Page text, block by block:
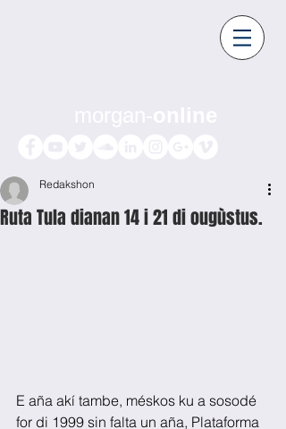
Ruta Tula dianan 14 i 21 di ougùstus.
Redakshon
E aña akí tambe, méskos ku a sosodé
for di 1999 sin falta un aña, Plataforma